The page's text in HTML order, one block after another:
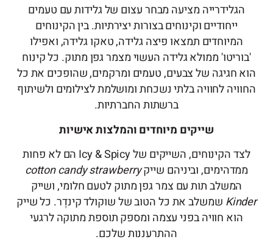
הגלידרייה מציעה מבחר עצום של גלידות עם טעמים
ייחודיים וקינוחים בצורות יצירתיות. בין הקינוחים
המיוחדים תמצאו פיצה גלידה, טאקו גלידה, ואפילו
'בוריטו' ממולא גלידה העשוי מצמר גפן מתוק. כל קינוח
הוא חגיגה של צבעים, טעמים ומרקמים, שהופכים את כל
החוויה לחוויה בלתי נשכחת ומושלמת לצילומים ולשיתוף
ברשתות החברתיות.
שייקים מיוחדים והמלצות אישיות
לצד הקינוחים, השייקים של Icy & Spicy הם לא פחות
ממדהימים, וביניהם שייקcotton candy strawberry
המשלב תות עם צמר גפן מתוק לטעם חלומי, ושייק
Kinder שמשלב את כל הטוב של שוקולד קינדֶר. כל שייק
הוא חוויה בפני עצמה ומספק תוספת מתוקה לרגעי
ההתרעננות שלכם.